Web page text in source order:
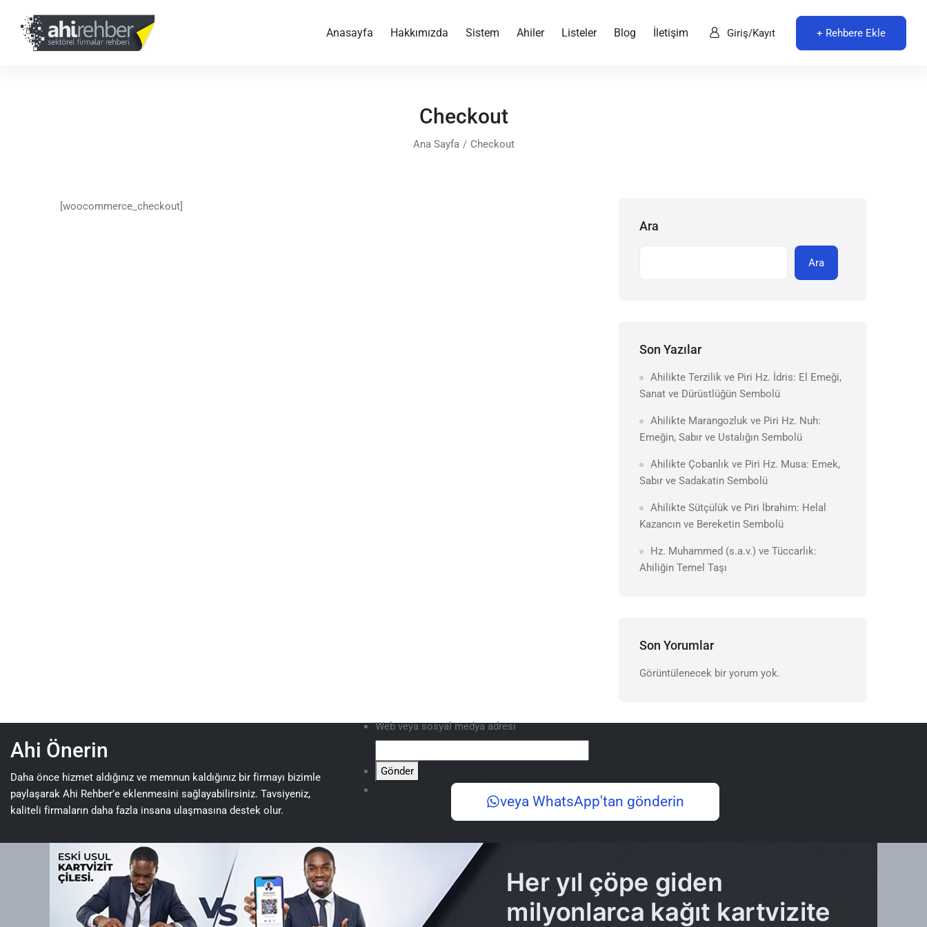
Anasayfa Hakkımızda Sistem Ahiler Listeler Blog İletişim Giriş/Kayıt + Rehbere Ekle
Checkout
Ana Sayfa Checkout
[woocommerce_checkout]
Ara
Ara
Son Yazılar
Ahilikte Terzilik ve Piri Hz. İdris: El Emeği,
Sanat ve Dürüstlüğün Sembolü
Ahilikte Marangozluk ve Piri Hz. Nuh:
Emeğin, Sabır ve Ustalığın Sembolü
Ahilikte Çobanlık ve Piri Hz. Musa: Emek,
Sabır ve Sadakatin Sembolü
Ahilikte Sütçülük ve Piri İbrahim: Helal
Kazancın ve Bereketin Sembolü
Hz. Muhammed (s.a.v.) ve Tüccarlık:
Ahiliğin Temel Taşı
Son Yorumlar
Görüntülenecek bir yorum yok.
Ahi Önerin
Daha önce hizmet aldığınız ve memnun kaldığınız bir firmayı bizimle
paylaşarak Ahi Rehber’e eklenmesini sağlayabilirsiniz. Tavsiyeniz,
kaliteli firmaların daha fazla insana ulaşmasına destek olur.
Web veya sosyal medya adresi
Gönder
veya WhatsApp'tan gönderin